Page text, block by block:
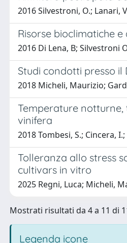
2016 Silvestroni, O.; Lanari,
Risorse bioclimatiche
2016 Di Lena, B; Silvestroni
Studi condotti presso il
2018 Micheli, Maurizio;
Temperature notturne,
vinifera
2018 Tombesi, S.; Cincera,
Tolleranza allo stress
cultivars in vitro
2025 Regni, Luca; Micheli,
Mostrati risultati da 4 a 11 di
Legenda icone